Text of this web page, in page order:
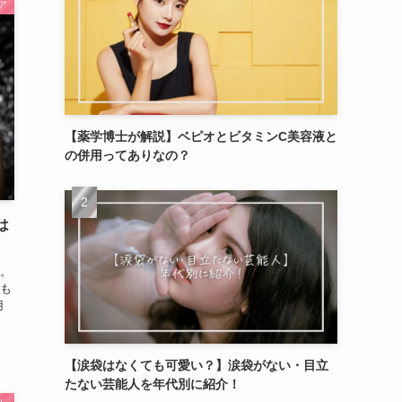
【薬学博士が解説】ベピオとビタミンC美容液と
の併用ってありなの？
【涙袋はなくても可愛い？】涙袋がない・目立
たない芸能人を年代別に紹介！